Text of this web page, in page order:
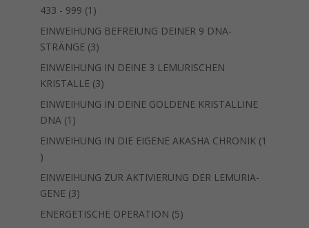
433 - 999 1 1
Produkt
EINWEIHUNG BEFREIUNG DEINER 9 DNA-
STRÄNGE 33
Produkte
EINWEIHUNG IN DEINE 3 LEMURISCHEN
KRISTALLE 33
Produkte
EINWEIHUNG IN DEINE GOLDENE KRISTALLINE
DNA 1 1
Produkt
EINWEIHUNG IN DIE EIGENE AKASHA CHRONIK 1
1
Produkt
EINWEIHUNG ZUR AKTIVIERUNG DER LEMURIA-
GENE 33
Produkte
ENERGETISCHE OPERATION 55